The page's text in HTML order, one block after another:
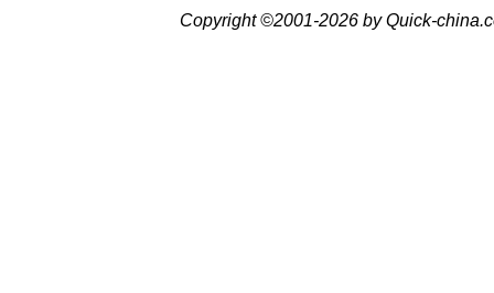
Copyright ©2001-2026 by Quick-